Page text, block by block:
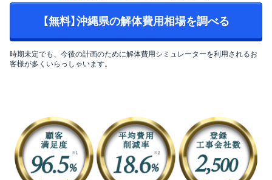
【無料】沖縄県の解体費用相場を調べる
時期未定でも、今後の計画のために解体費用シミュレーターを利用されるお
客様が多くいらっしゃいます。